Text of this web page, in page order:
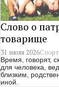
Слово о
товарище
31 июля 2026Спорт
Время, говорят,
для человека,
близким,
иной.